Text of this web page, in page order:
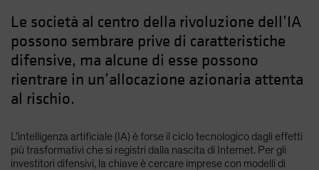
Le società al centro della rivoluzione dell’IA
possono sembrare prive di caratteristiche
difensive, ma alcune di esse possono
rientrare in un’allocazione azionaria attenta
al rischio.
L’intelligenza artificiale (IA) è forse il ciclo tecnologico dagli effetti
più trasformativi che si registri dalla nascita di Internet. Per gli
investitori difensivi, la chiave è cercare imprese con modelli di